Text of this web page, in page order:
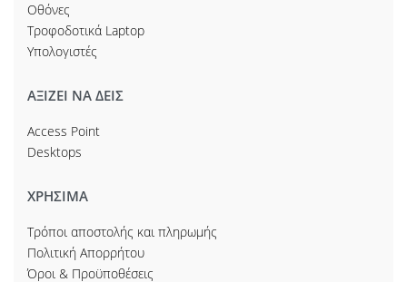
Οθόνες
Τροφοδοτικά Laptop
Υπολογιστές
ΑΞΙΖΕΙ ΝΑ ΔΕΙΣ
Access Point
Desktops
ΧΡΗΣΙΜΑ
Τρόποι αποστολής και πληρωμής
Πολιτική Απορρήτου
Όροι & Προϋποθέσεις